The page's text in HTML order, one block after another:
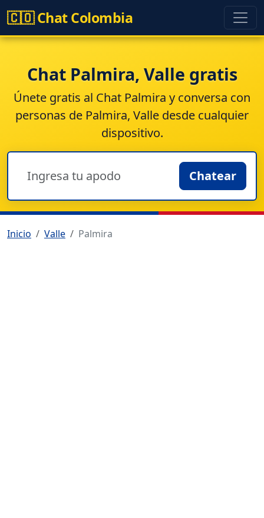
🇨🇴 Chat Colombia
Chat Palmira, Valle gratis
Únete gratis al Chat Palmira y conversa con
personas de Palmira, Valle desde cualquier
dispositivo.
Chatear
Inicio Valle Palmira